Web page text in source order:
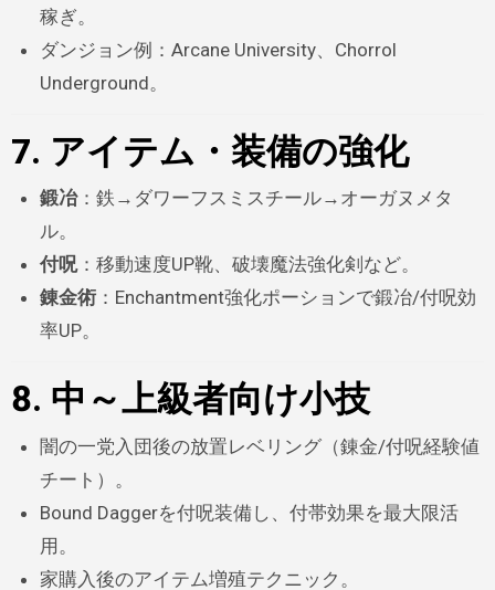
稼ぎ。
ダンジョン例：Arcane University、Chorrol
Underground。
7. アイテム・装備の強化
鍛冶：鉄→ダワーフスミスチール→オーガヌメタ
ル。
付呪：移動速度UP靴、破壊魔法強化剣など。
錬金術：Enchantment強化ポーションで鍛冶/付呪効
率UP。
8. 中～上級者向け小技
闇の一党入団後の放置レベリング（錬金/付呪経験値
チート）。
Bound Daggerを付呪装備し、付帯効果を最大限活
用。
家購入後のアイテム増殖テクニック。